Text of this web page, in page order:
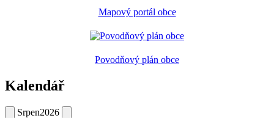
Mapový portál obce
Povodňový plán obce
Kalendář
Srpen2026